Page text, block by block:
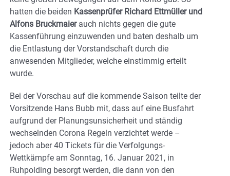
hatten die beiden Kassenprüfer Richard Ettmüller und
Alfons Bruckmaierauch nichts gegen die gute
Kassenführung einzuwenden und baten deshalb um
die Entlastung der Vorstandschaft durch die
anwesenden Mitglieder, welche einstimmig erteilt
wurde.
Bei der Vorschau auf die kommende Saison teilte der
Vorsitzende Hans Bubb mit, dass auf eine Busfahrt
aufgrund der Planungsunsicherheit und ständig
wechselnden Corona Regeln verzichtet werde –
jedoch aber 40 Tickets für die Verfolgungs-
Wettkämpfe am Sonntag, 16. Januar 2021, in
Ruhpolding besorgt werden, die dann von den